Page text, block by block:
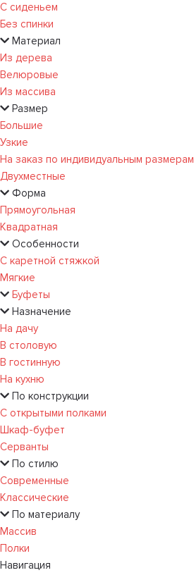
С сиденьем
Без спинки
Материал
Из дерева
Велюровые
Из массива
Размер
Большие
Узкие
На заказ по индивидуальным размерам
Двухместные
Форма
Прямоугольная
Квадратная
Особенности
С каретной стяжкой
Мягкие
Буфеты
Назначение
На дачу
В столовую
В гостинную
На кухню
По конструкции
С открытыми полками
Шкаф-буфет
Серванты
По стилю
Современные
Классические
По материалу
Массив
Полки
Навигация